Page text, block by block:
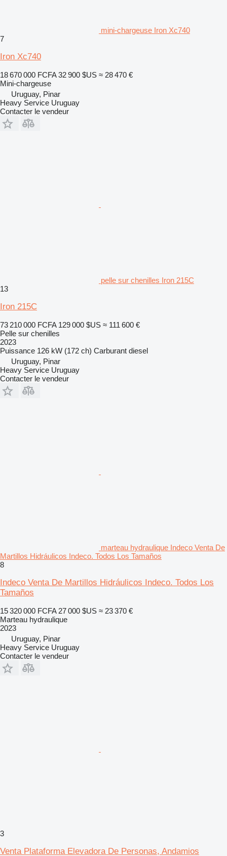
mini-chargeuse Iron Xc740
7
Iron Xc740
18 670 000 FCFA 32 900 $US ≈ 28 470 €
Mini-chargeuse
Uruguay, Pinar
Heavy Service Uruguay
Contacter le vendeur
pelle sur chenilles Iron 215C
13
Iron 215C
73 210 000 FCFA 129 000 $US ≈ 111 600 €
Pelle sur chenilles
2023
Puissance 126 kW (172 ch) Carburant diesel
Uruguay, Pinar
Heavy Service Uruguay
Contacter le vendeur
marteau hydraulique Indeco Venta De
Martillos Hidráulicos Indeco. Todos Los Tamaños
8
Indeco Venta De Martillos Hidráulicos Indeco. Todos Los
Tamaños
15 320 000 FCFA 27 000 $US ≈ 23 370 €
Marteau hydraulique
2023
Uruguay, Pinar
Heavy Service Uruguay
Contacter le vendeur
3
Venta Plataforma Elevadora De Personas, Andamios